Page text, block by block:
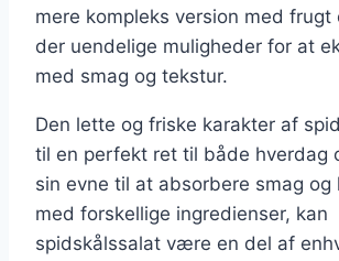
mere kompleks version med frugt
der uendelige muligheder for at
med smag og tekstur.
Den lette og friske karakter af
til en perfekt ret til både hverdag
sin evne til at absorbere smag og
med forskellige ingredienser, kan
spidskålssalat være en del af